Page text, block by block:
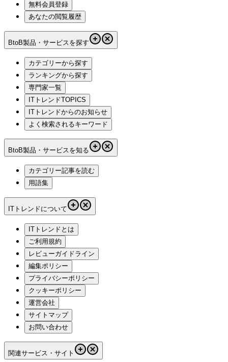
無料会員登録
あなたの閲覧履歴
BtoB製品・サービスを探す
カテゴリーから探す
ランキングから探す
専門家一覧
ITトレンドTOPICS
ITトレンドからのお知らせ
よく検索されるキーワード
BtoB製品・サービスを知る
カテゴリー記事を読む
用語集
ITトレンドについて
ITトレンドとは
ご利用規約
レビューガイドライン
編集ポリシー
プライバシーポリシー
クッキーポリシー
運営会社
サイトマップ
お問い合わせ
関連サービス・サイト